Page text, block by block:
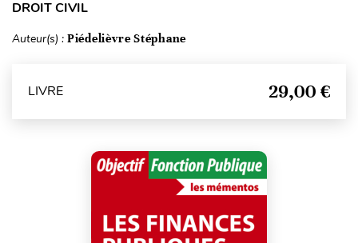
DROIT CIVIL
Auteur(s) : Piédelièvre Stéphane
LIVRE 29,00 €